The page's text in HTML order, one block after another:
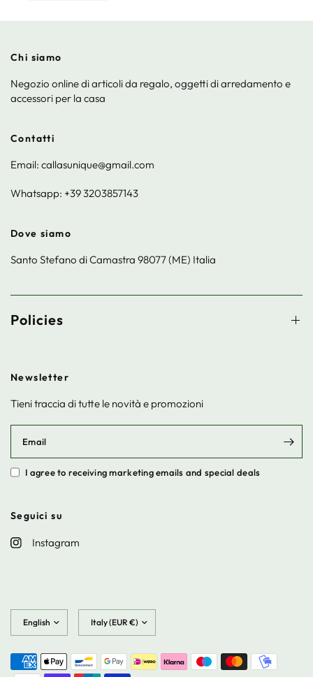
Chi siamo
Negozio online di articoli da regalo, oggetti di arredamento e
accessori per la casa
Contatti
Email: callasunique@gmail.com
Whatsapp: +39 3203857143
Dove siamo
Santo Stefano di Camastra 98077 (ME) Italia
Policies
Newsletter
Tieni traccia di tutte le novità e promozioni
Email
I agree to receiving marketing emails and special deals
Seguici su
Instagram
country/region
country/region